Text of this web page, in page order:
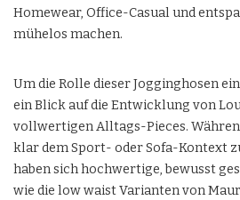
Homewear, Office-Casual und
mühelos machen.
Um die Rolle dieser Jogginghosen
ein Blick auf die Entwicklung von
vollwertigen Alltags-Pieces.
klar dem Sport- oder Sofa-Kontext
haben sich hochwertige, bewusst
wie die low waist Varianten von